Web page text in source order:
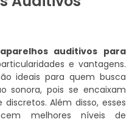
aparelhos auditivos para
e vantagens.
ideais para quem busca
sonora, pois se encaixam
Além disso, esses
melhores níveis de